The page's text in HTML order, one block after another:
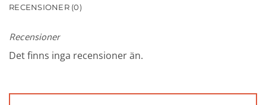
RECENSIONER (0)
Recensioner
Det finns inga recensioner än.